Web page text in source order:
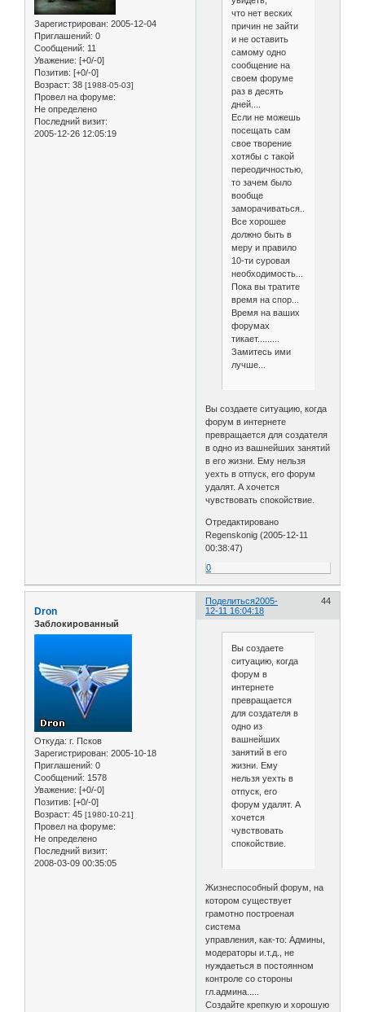
Зарегистрирован: 2005-12-04
Приглашений: 0
Сообщений: 11
Уважение: [+0/-0]
Позитив: [+0/-0]
Возраст: 38 [1988-05-03]
Провел на форуме:
Не определено
Последний визит:
2005-12-26 12:05:19
что нет веских
причин не зайти
и не оставить
самому одно
сообщение на
своем форуме
раз в десять
дней....
Если не можешь
посещать сам
свое творение
хотябы с такой
переодичностью,
то зачем было
вообще
заморачиваться....
Все хорошее
должно быть в
меру и правило
10-ти суровая
необходимость...
Пока вы тратите
время на спор...
Время на ваших
форумах
тикает.........
Замитесь ими
лучше...
Вы создаете ситуацию, когда
форум в интернете
превращается для создателя
в одно из вашнейших занятий
в его жизни. Ему нельзя
уехть в отпуск, его форум
удалят. А хочется
чувствовать спокойствие.
Отредактировано
Regenskonig (2005-12-11
00:38:47)
0
Поделиться 44
2005-
12-11 16:04:18
Dron
Заблокированный
Откуда: г. Псков
Зарегистрирован: 2005-10-18
Приглашений: 0
Сообщений: 1578
Уважение: [+0/-0]
Позитив: [+0/-0]
Возраст: 45 [1980-10-21]
Провел на форуме:
Не определено
Последний визит:
2008-03-09 00:35:05
Вы создаете
ситуацию, когда
форум в
интернете
превращается
для создателя в
одно из
вашнейших
занятий в его
жизни. Ему
нельзя уехть в
отпуск, его
форум удалят. А
хочется
чувствовать
спокойствие.
Жизнеспособный форум, на
котором существует
грамотно построеная
система
управления, как-то: Админы,
модераторы и.т.д., не
нуждаеться в постоянном
контроле со стороны
гл.админа.....
Создайте крепкую и хорошую